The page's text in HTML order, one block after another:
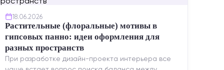
18.06.2026
Растительные (флоральные) мотивы в
гипсовых панно: идеи оформления для
разных пространств
При разработке дизайн-проекта интерьера все